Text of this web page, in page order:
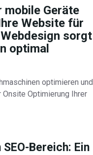
mobile Geräte
Website für
sorgt
optimal
optimieren und
Optimierung Ihrer
Bereich: Ein